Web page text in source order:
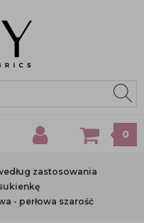
0
zastosowania
- perłowa szarość